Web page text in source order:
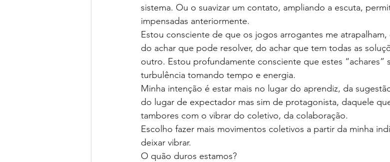
sistema. Ou o suavizar um contato, ampliando a escuta,
impensadas anteriormente.
Estou consciente de que os jogos arrogantes me
do achar que pode resolver, do achar que tem todas as
outro. Estou profundamente consciente que estes “achares”
turbulência tomando tempo e energia.
Minha intenção é estar mais no lugar do aprendiz, da
do lugar de expectador mas sim de protagonista, daquele
tambores com o vibrar do coletivo, da colaboração.
Escolho fazer mais movimentos coletivos a partir da minha
deixar vibrar.
O quão duros estamos?